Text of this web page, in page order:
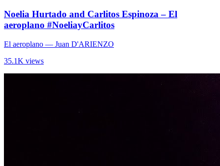
Noelia Hurtado and Carlitos Espinoza – El
aeroplano #NoeliayCarlitos
El aeroplano — Juan D'ARIENZO
35.1K views